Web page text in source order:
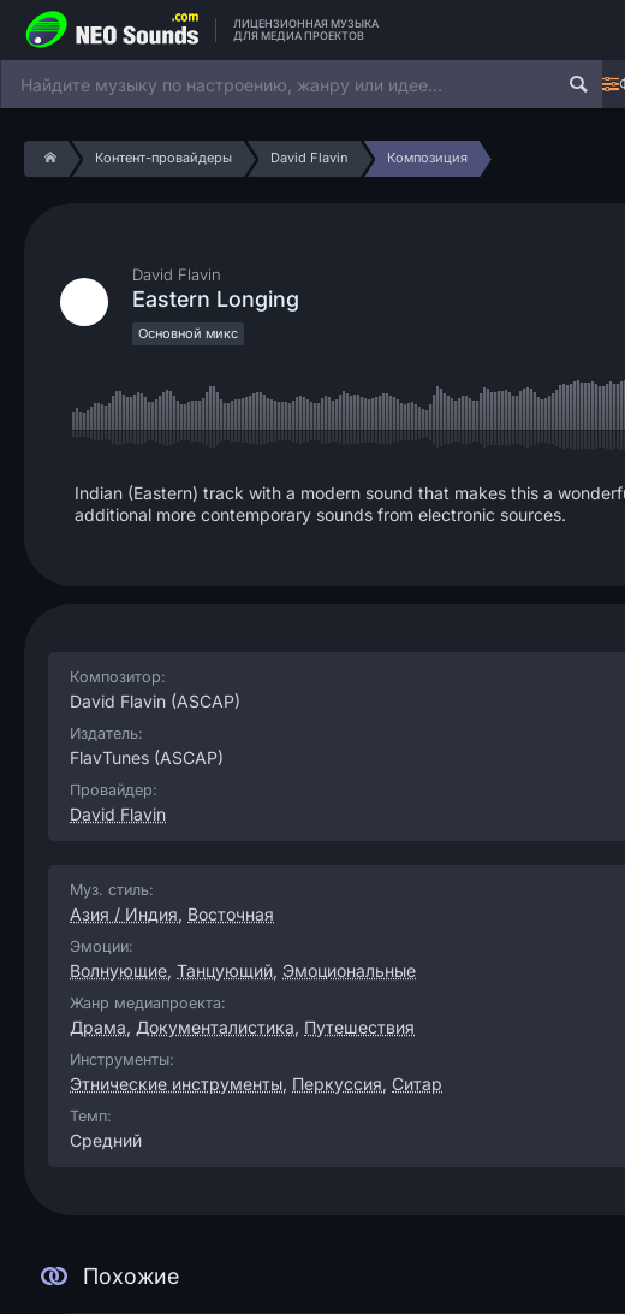
ЛИЦЕНЗИОННАЯ МУЗЫКА
ДЛЯ МЕДИА ПРОЕКТОВ
Контент-провайдеры David Flavin Композиция
David Flavin
Eastern Longing
Основной микс
Indian (Eastern) track with a modern sound that makes this a
additional more contemporary sounds from electronic sources.
Композитор:
David Flavin (ASCAP)
Издатель:
FlavTunes (ASCAP)
Провайдер:
David Flavin
Муз. стиль:
Азия / Индия, Восточная
Эмоции:
Волнующие, Танцующий, Эмоциональные
Жанр медиапроекта:
Драма, Документалистика, Путешествия
Инструменты:
Этнические инструменты, Перкуссия, Ситар
Темп:
Средний
Похожие